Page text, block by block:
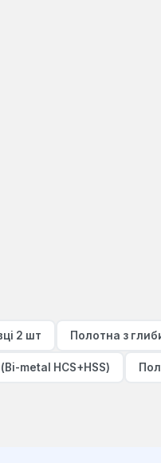
2 шт Полотна з
metal HCS+HSS)